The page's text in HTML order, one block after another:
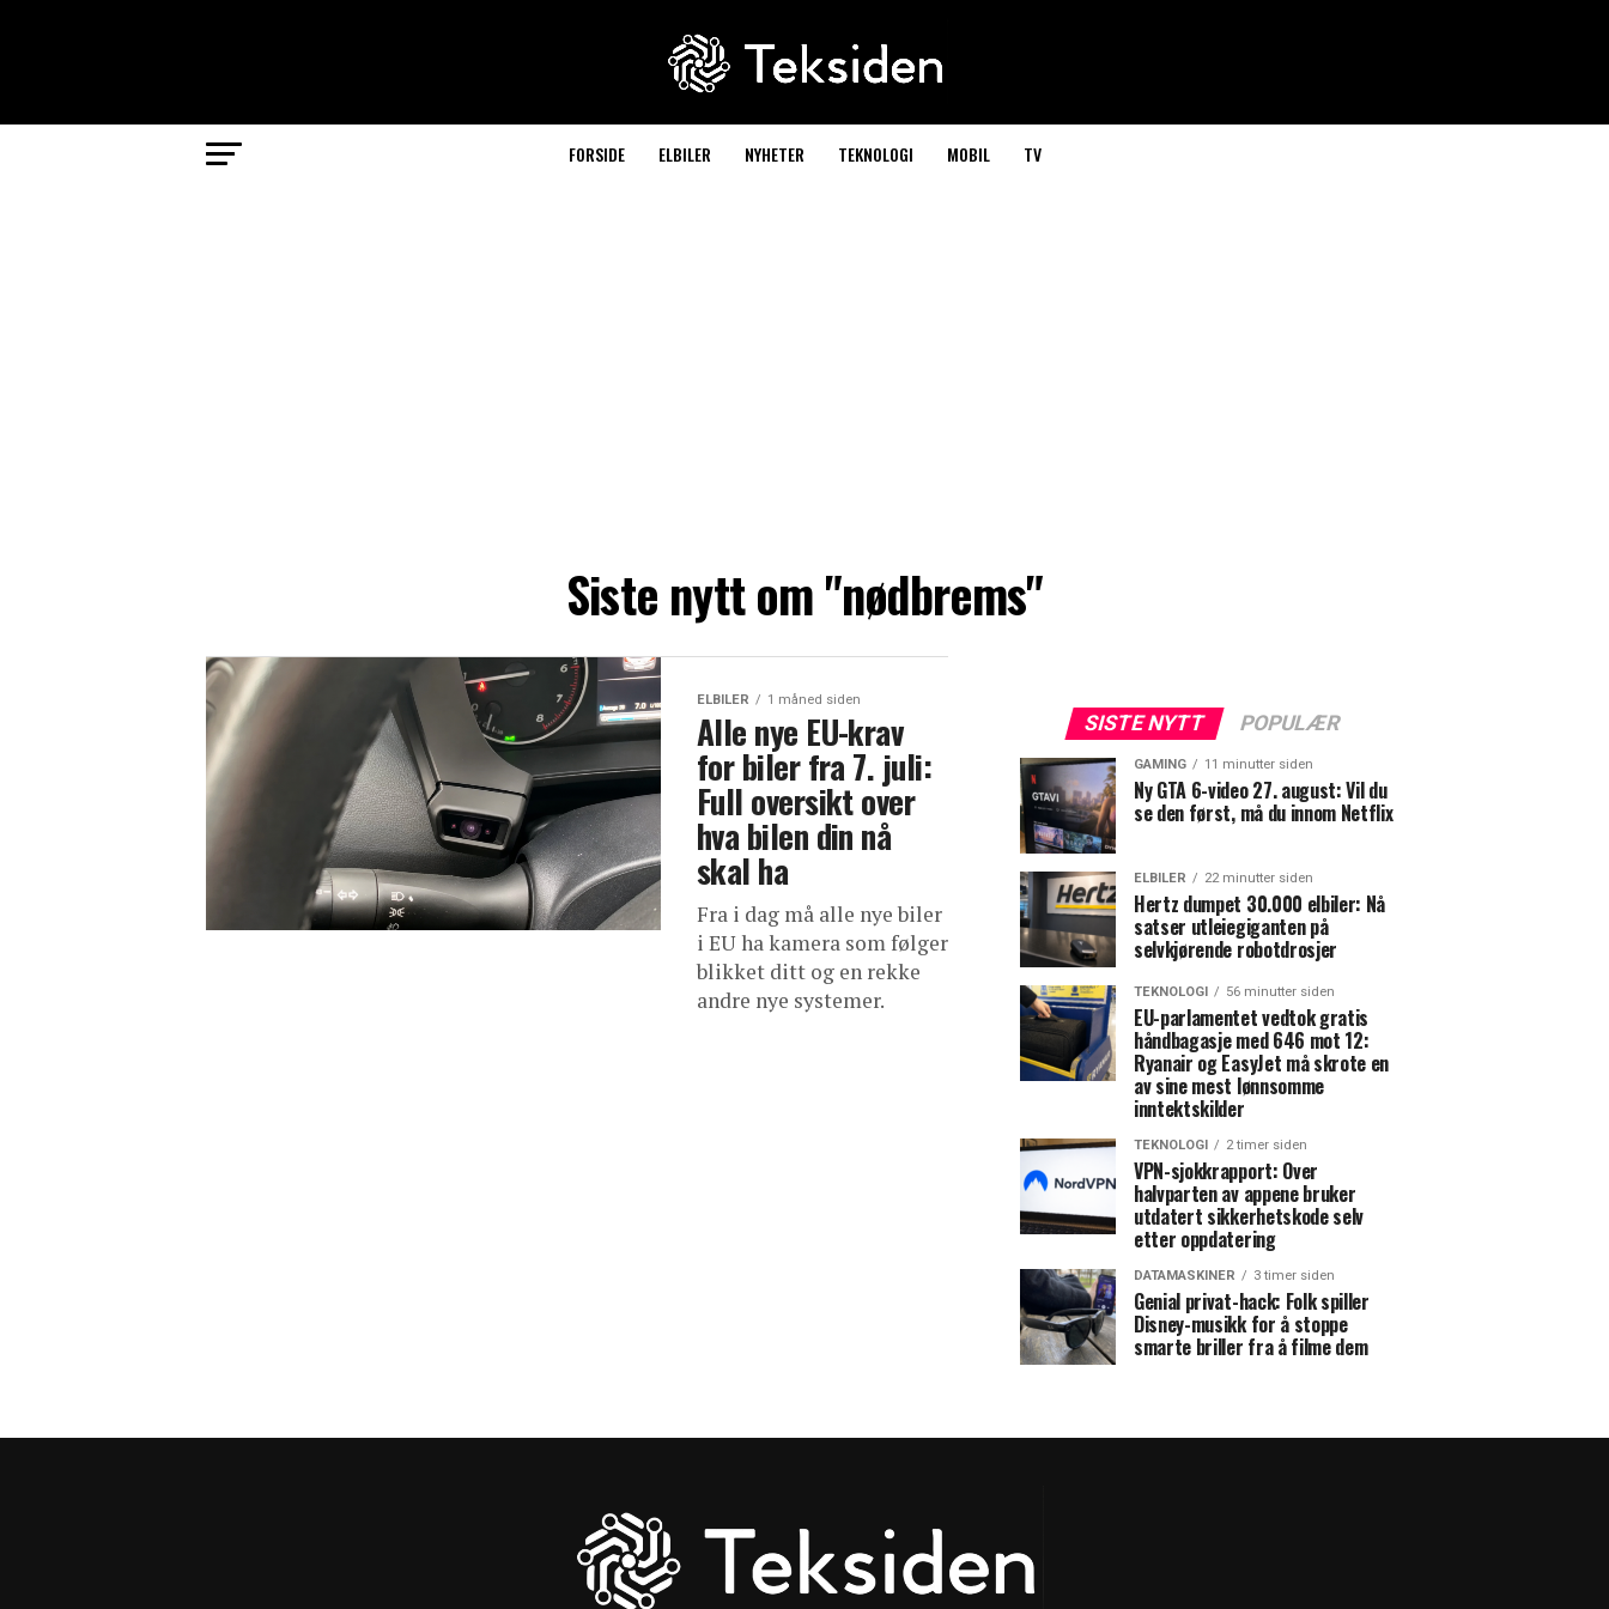
FORSIDE ELBILER NYHETER TEKNOLOGI MOBIL TV
Siste nytt om "nødbrems"
ELBILER 1 måned siden
Alle nye EU-krav
for biler fra 7. juli:
Full oversikt over
hva bilen din nå
skal ha
Fra i dag må alle nye biler
i EU ha kamera som følger
blikket ditt og en rekke
andre nye systemer.
SISTE NYTT POPULÆR
GAMING 11 minutter siden
Ny GTA 6-video 27. august: Vil du
se den først, må du innom Netflix
ELBILER 22 minutter siden
Hertz dumpet 30.000 elbiler: Nå
satser utleiegiganten på
selvkjørende robotdrosjer
TEKNOLOGI 56 minutter siden
EU-parlamentet vedtok gratis
håndbagasje med 646 mot 12:
Ryanair og EasyJet må skrote en
av sine mest lønnsomme
inntektskilder
TEKNOLOGI 2 timer siden
VPN-sjokkrapport: Over
halvparten av appene bruker
utdatert sikkerhetskode selv
etter oppdatering
DATAMASKINER 3 timer siden
Genial privat-hack: Folk spiller
Disney-musikk for å stoppe
smarte briller fra å filme dem